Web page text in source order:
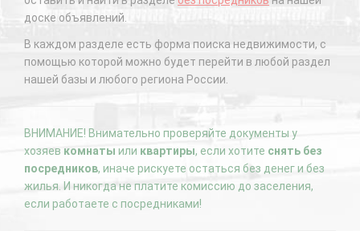
доске объявлений.
В каждом разделе есть форма поиска недвижимости, с
помощью которой можно будет перейти в любой раздел
нашей базы и любого региона России.
ВНИМАНИЕ! Внимательно проверяйте документы у
хозяев комнаты или квартиры, если хотите снять без
посредников, иначе рискуете остаться без денег и без
жилья. И никогда не платите комиссию до заселения,
если работаете с посредниками!